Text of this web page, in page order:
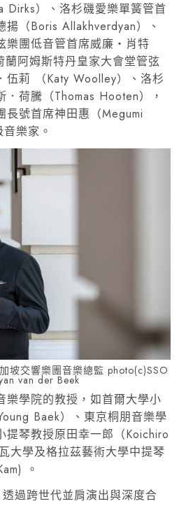
Dirks）、洛杉磯愛樂單簧管首
（Boris Allakhverdyan）、
樂團低音管首席威廉・肖特
蘭阿姆斯特丹皇家大會堂管弦
伍莉 （Katy Woolley）、洛杉
荷騰（Thomas Hooten），
長號首席神田惠（Megumi
樂家。
坡交響樂團音樂總監 photo(c)SSO
van der Beek
樂學院的教授，如首爾大學小
Baek）、東京桐朋音樂學
提琴教授原田幸一郎（Koichiro
大學及格拉茲藝術大學中提琴
。
過跨世代並肩演出與深度合